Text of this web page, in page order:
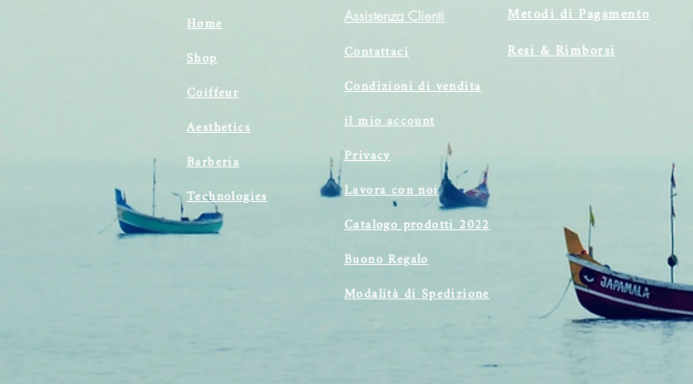
Home
Shop
Coiffeur
Aesthetics
Barberia
Technologies
Assistenza Clienti
Contattaci
Condizioni di vendita
il mio account
Privacy
Lavora con noi
Catalogo prodotti 2022
Buono Regalo
Modalità di Spedizione
Metodi di Pagamento
Resi & Rimborsi